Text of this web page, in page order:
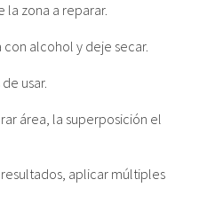
la zona a reparar.
alcohol y deje secar.
usar.
área, la superposición el
aplicar múltiples